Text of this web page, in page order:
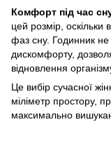
Комфорт під час
цей розмір, оскільки
фаз сну. Годинник не
дискомфорту,
відновлення
Це вибір сучасної
міліметр простору,
максимально